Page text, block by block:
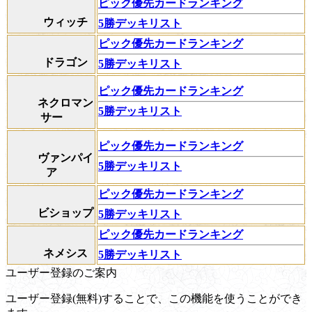
ウィッチ
ピック優先カードランキング
5勝デッキリスト
ドラゴン
ピック優先カードランキング
5勝デッキリスト
ネクロマン
サー
ピック優先カードランキング
5勝デッキリスト
ヴァンパイ
ア
ピック優先カードランキング
5勝デッキリスト
ビショップ
ピック優先カードランキング
5勝デッキリスト
ネメシス
ピック優先カードランキング
5勝デッキリスト
ユーザー登録のご案内
ユーザー登録(無料)することで、この機能を使うことができ